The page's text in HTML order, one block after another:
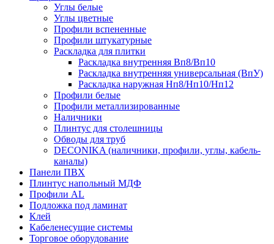
Углы белые
Углы цветные
Профили вспененные
Профили штукатурные
Раскладка для плитки
Раскладка внутренняя Вп8/Вп10
Раскладка внутренняя универсальная (ВпУ)
Раскладка наружная Нп8/Нп10/Нп12
Профили белые
Профили металлизированные
Наличники
Плинтус для столешницы
Обводы для труб
DECONIKA (наличники, профили, углы, кабель-
каналы)
Панели ПВХ
Плинтус напольный МДФ
Профили AL
Подложка под ламинат
Клей
Кабеленесущие системы
Торговое оборудование